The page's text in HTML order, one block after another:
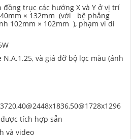
trục các hướng X và Y ở vị trí
× 132mm (với bệ phẳng
102mm × 102mm ), phạm vi di
và giá đỡ bộ lọc màu (ánh
tích hợp sẵn
và video